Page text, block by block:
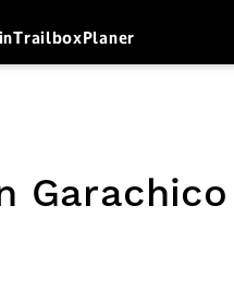
TrailboxPlaner